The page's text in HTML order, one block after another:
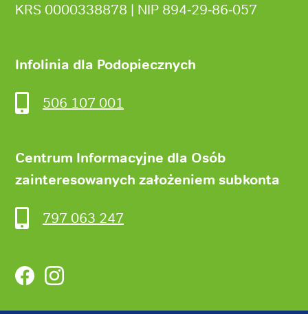
KRS 0000338878 | NIP 894‑29‑86‑057
Infolinia dla Podopiecznych
506 107 001
Centrum Informacyjne dla Osób
zainteresowanych założeniem subkonta
797 063 247
FacebookInstagram